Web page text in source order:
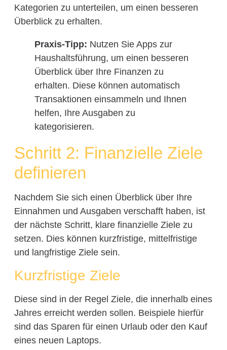
Kategorien zu unterteilen, um einen besseren
Überblick zu erhalten.
Praxis-Tipp: Nutzen Sie Apps zur
Haushaltsführung, um einen besseren
Überblick über Ihre Finanzen zu
erhalten. Diese können automatisch
Transaktionen einsammeln und Ihnen
helfen, Ihre Ausgaben zu
kategorisieren.
Schritt 2: Finanzielle Ziele
definieren
Nachdem Sie sich einen Überblick über Ihre
Einnahmen und Ausgaben verschafft haben, ist
der nächste Schritt, klare finanzielle Ziele zu
setzen. Dies können kurzfristige, mittelfristige
und langfristige Ziele sein.
Kurzfristige Ziele
Diese sind in der Regel Ziele, die innerhalb eines
Jahres erreicht werden sollen. Beispiele hierfür
sind das Sparen für einen Urlaub oder den Kauf
eines neuen Laptops.